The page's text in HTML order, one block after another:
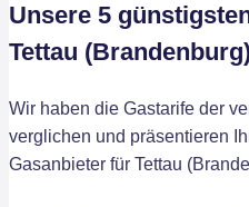
Unsere 5
Tettau
Wir haben die Gastarife der
verglichen und präsentieren
Gasanbieter für Tettau